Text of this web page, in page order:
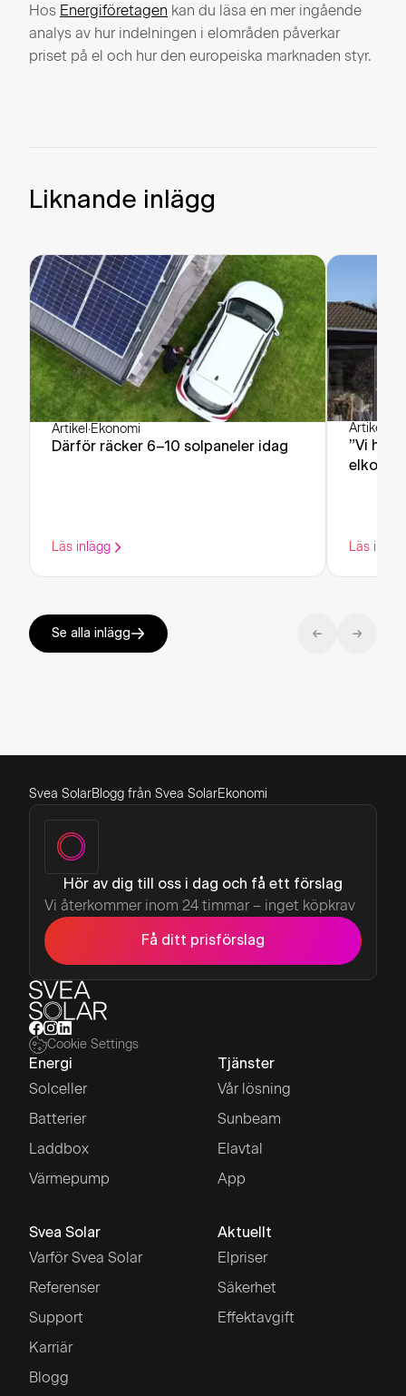
Hos Energiföretagen kan du läsa en mer ingående
analys av hur indelningen i elområden påverkar
priset på el och hur den europeiska marknaden styr.
Liknande inlägg
Artikel ·Ekonomi
Därför räcker 6–10 solpaneler idag
Läs inlägg
Artikel
”Vi har
Läs
Se alla inlägg
Svea SolarBlogg från Svea SolarEkonomi
Hör av dig till oss i dag och få ett förslag
Vi återkommer inom 24 timmar – inget köpkrav
Få ditt prisförslag
Cookie Settings
Energi
Solceller
Batterier
Laddbox
Värmepump
Tjänster
Vår lösning
Sunbeam
Elavtal
App
Svea Solar
Varför Svea Solar
Referenser
Support
Karriär
Blogg
Aktuellt
Elpriser
Säkerhet
Effektavgift